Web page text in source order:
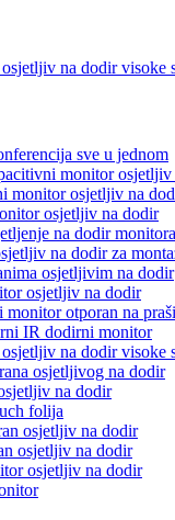
na dodir visoke
sve u jednom
monitor osjetljiv
monitor osjetljiv na
osjetljiv na dodir
na dodir monitora
na dodir za
osjetljivim na dodir
osjetljiv na dodir
otporan na
IR dodirni monitor
na dodir visoke
osjetljivog na dodir
na dodir
folija
osjetljiv na dodir
osjetljiv na dodir
osjetljiv na dodir